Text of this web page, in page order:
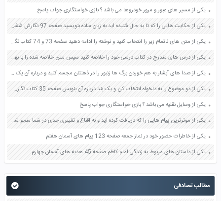
یکی از مسیر های عبور و مرور خودروها می باشد ؟ بازی خواستگاری جواب پاسخ
یکی از حکایت هایی را که تا به حال شنیده اید به زبان ساده بنویسید صفحه 97 نگارش ششم دبستان
یکی از متن های ناتمام زیر را انتخاب کنید و نوشته را ادامه دهید صفحه 73 و 74 کتاب نگارش فارسی پنجم دبستان
یکی از درس های مندرج در کتاب درسی خود را خلاصه کنید سپس متن خلاصه شده را با بهره گیری از روش های دسته بندی نمودار جدول نقشه مفهومی نشان دهید صفحه 118 نگارش یازدهم
یکی از صدا های آبشار به هم خوردن برگ ها زنبور را در ذهنتان مجسم کنید و درباره آن یک بند بنویسید صفحه 11 نگارش پنجم
یکی از دو موضوع را به دلخواه انتخاب کن و یک بند درباره آن بنویس صفحه 35 کتاب نگارش فارسی سوم
یکی از وسایل نقلیه می باشد ؟ بازی خواستگاری جواب پاسخ
یکی از موثرترین پیام هایی را که دریافت کرده اید و به اقناع و تغییری جدی در شما منجر شده است برسی کنید و علت این تاثیر گذاری قابل توجه را بنویسید صفحه 52 تفکر و سواد رسانه ای دهم
یکی از خاطرات حضور خود در نماز جمعه صفحه 123 پیام های آسمان هفتم
یکی از داستان های مربوط به زندگی امام کاظم صفحه 45 هدیه های آسمان چهارم
مطالب تصادفی